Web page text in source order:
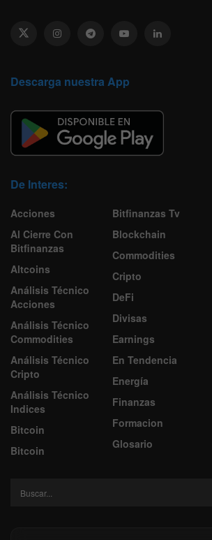
Descarga nuestra App
De Interes:
Acciones
Al Cierre Con
Bitfinanzas
Altcoins
Análisis Técnico
Acciones
Análisis Técnico
Commodities
Análisis Técnico
Cripto
Análisis Técnico
Indices
Bitcoin
Bitcoin
Bitfinanzas Tv
Blockchain
Commodities
Cripto
DeFi
Divisas
Earnings
En Tendencia
Energía
Finanzas
Formacion
Glosario